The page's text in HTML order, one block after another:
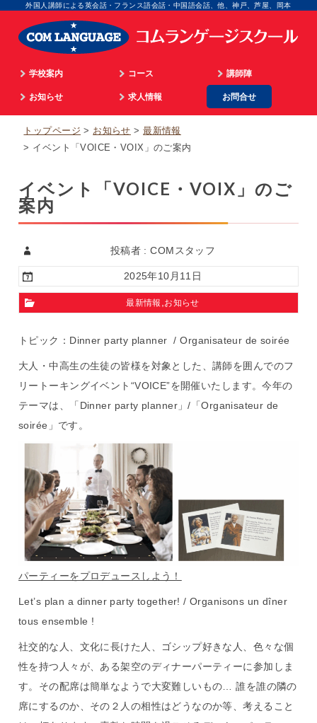
外国人講師による英会話・フランス語会話・中国語会話、他、神戸、芦屋、岡本
学校案内
学院長のご挨拶
企業情報
アクセス
個人情報取扱
コース
通学
オンライン
講師陣
英語
中国語
お知らせ
英語ビデオレッスン
合格実績
生徒の体験談
求人情報
広告担当
スクール事務
お問合せ
トップページ お知らせ
最新情報
イベント「VOICE・VOIX」のご案内
イベント「VOICE・VOIX」のご
案内
投稿者 : COMスタッフ
2025年10月11日
最新情報 お知らせ
トピック：Dinner party planner / Organisateur de soirée
大人・中高生の生徒の皆様を対象とした、講師を囲んでのフ
リートーキングイベント“VOICE”を開催いたします。今年の
テーマは、「Dinner party planner」/「Organisateur de
soirée」です。
パーティーをプロデュースしよう！
Let’s plan a dinner party together! / Organisons un dîner
tous ensemble !
社交的な人、文化に長けた人、ゴシップ好きな人、色々な個
性を持つ人々が、ある架空のディナーパーティーに参加しま
す。その配席は簡単なようで大変難しいもの… 誰を誰の隣の
席にするのか、その２人の相性はどうなのか等、考えること